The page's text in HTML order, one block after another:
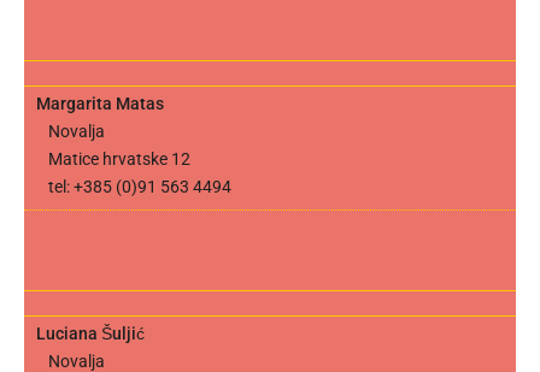
Margarita Matas
Novalja
Matice hrvatske 12
tel: +385 (0)91 563 4494
Luciana Šuljić
Novalja